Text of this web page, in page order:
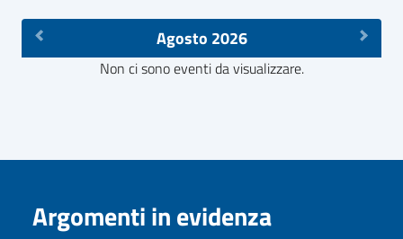
Agosto 2026
Non ci sono eventi da visualizzare.
Argomenti in evidenza